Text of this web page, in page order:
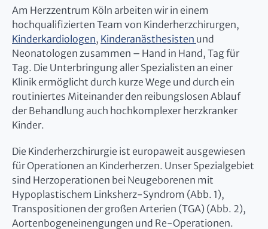
Am Herzzentrum Köln arbeiten wir in einem
hochqualifizierten Team von Kinderherzchirurgen,
Kinderkardiologen, Kinderanästhesisten und
Neonatologen zusammen – Hand in Hand, Tag für
Tag. Die Unterbringung aller Spezialisten an einer
Klinik ermöglicht durch kurze Wege und durch ein
routiniertes Miteinander den reibungslosen Ablauf
der Behandlung auch hochkomplexer herzkranker
Kinder.
Die Kinderherzchirurgie ist europaweit ausgewiesen
für Operationen an Kinderherzen. Unser Spezialgebiet
sind Herzoperationen bei Neugeborenen mit
Hypoplastischem Linksherz-Syndrom (Abb. 1),
Transpositionen der großen Arterien (TGA) (Abb. 2),
Aortenbogeneinengungen und Re-Operationen.